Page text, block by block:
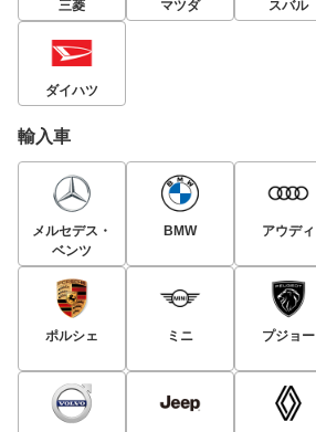
三菱 マツダ スバル
ダイハツ
輸入車
メルセデス・
ベンツ
BMW アウディ
ポルシェ ミニ プジョー